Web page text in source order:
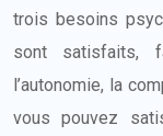
trois besoins
sont satisfaits,
l’autonomie, la
vous pouvez